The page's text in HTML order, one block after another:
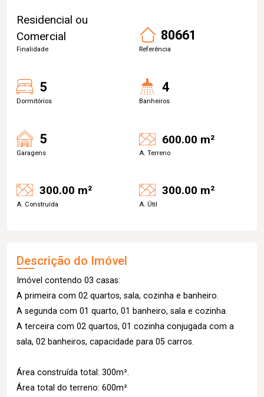
Residencial ou
Comercial
Finalidade
80661
Referência
5
Dormitórios
4
Banheiros
5
Garagens
600.00 m²
A. Terreno
300.00 m²
A. Construída
300.00 m²
A. Útil
Descrição do Imóvel
Imóvel contendo 03 casas:
A primeira com 02 quartos, sala, cozinha e banheiro.
A segunda com 01 quarto, 01 banheiro, sala e cozinha.
A terceira com 02 quartos, 01 cozinha conjugada com a
sala, 02 banheiros, capacidade para 05 carros.
Área construída total: 300m².
Área total do terreno: 600m²